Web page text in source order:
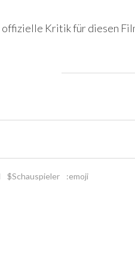
offizielle Kritik für diesen
$Schauspieler :emoji